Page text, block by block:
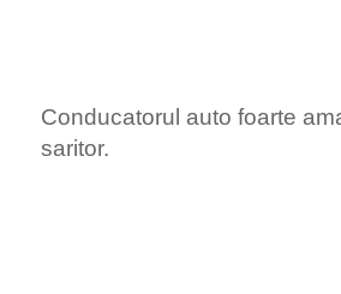
Conducatorul auto foarte
saritor.